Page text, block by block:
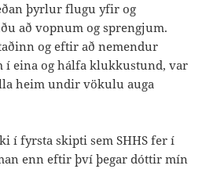
þyrlur flugu yfir og
að vopnum og sprengjum.
og eftir að nemendur
eina og hálfa klukkustund, var
heim undir vökulu auga
í fyrsta skipti sem SHHS fer í
enn eftir því þegar dóttir mín